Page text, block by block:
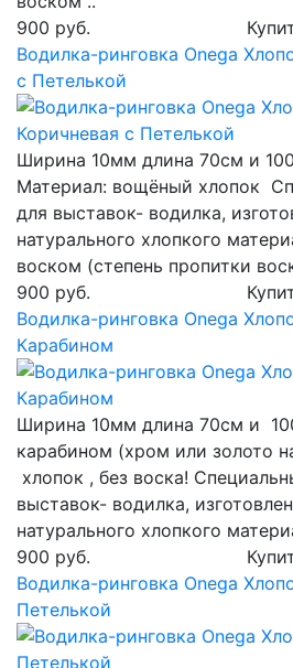
900 руб.
Водилка-ринговка Onega
с Петелькой
Ширина 10мм длина 70см и
Материал: вощёный хлопок
для выставок- водилка,
натурального хлопкого
воском (степень пропитки
900 руб.
Водилка-ринговка Onega
Карабином
Ширина 10мм длина 70см и
карабином (хром или золото
хлопок , без воска!
выставок- водилка,
натурального хлопкого
900 руб.
Водилка-ринговка Onega
Петелькой